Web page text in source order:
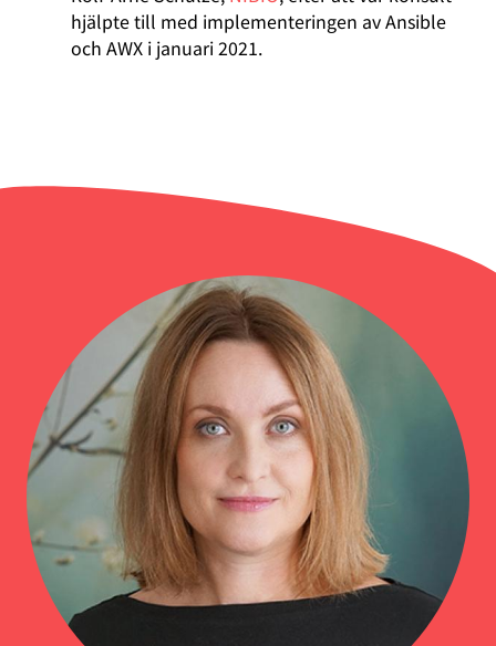
hjälpte till med implementeringen av Ansible
och AWX i januari 2021.